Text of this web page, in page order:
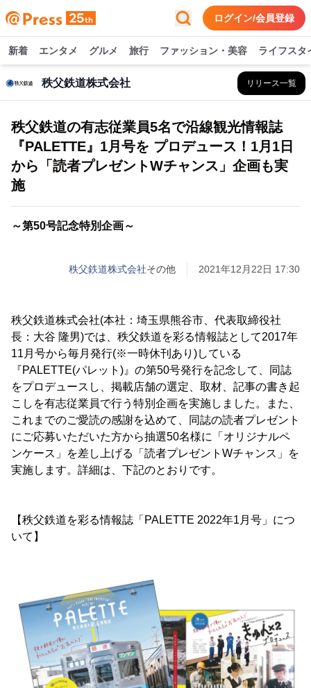
ログイン/会員登録
新着 エンタメ グルメ 旅行 ファッション・美容 ライフスタ
秩父鉄道株式会社 リリース一覧
秩父鉄道の有志従業員5名で沿線観光情報誌
『PALETTE』1月号を プロデュース！1月1日
から「読者プレゼントWチャンス」企画も実
施
～第50号記念特別企画～
秩父鉄道株式会社その他 2021年12月22日 17:30
秩父鉄道株式会社(本社：埼玉県熊谷市、代表取締役社
長：大谷 隆男)では、秩父鉄道を彩る情報誌として2017年
11月号から毎月発行(※一時休刊あり)している
『PALETTE(パレット)』の第50号発行を記念して、同誌
をプロデュースし、掲載店舗の選定、取材、記事の書き起
こしを有志従業員で行う特別企画を実施しました。また、
これまでのご愛読の感謝を込めて、同誌の読者プレゼント
にご応募いただいた方から抽選50名様に「オリジナルペ
ンケース」を差し上げる「読者プレゼントWチャンス」を
実施します。詳細は、下記のとおりです。
【秩父鉄道を彩る情報誌「PALETTE 2022年1月号」につ
いて】